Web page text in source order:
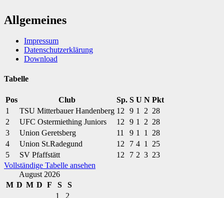
Allgemeines
Impressum
Datenschutzerklärung
Download
Tabelle
Pos Club Sp. S U N Pkt
1
TSU Mitterbauer Handenberg 12 9 1 2 28
2
UFC Ostermiething Juniors 12 9 1 2 28
3
Union Geretsberg 11 9 1 1
28
4
Union St.Radegund 12 7 4 1
25
5
SV Pfaffstätt 12 7 2 3 23
Vollständige Tabelle ansehen
August 2026
M D M D F S
S
1
2